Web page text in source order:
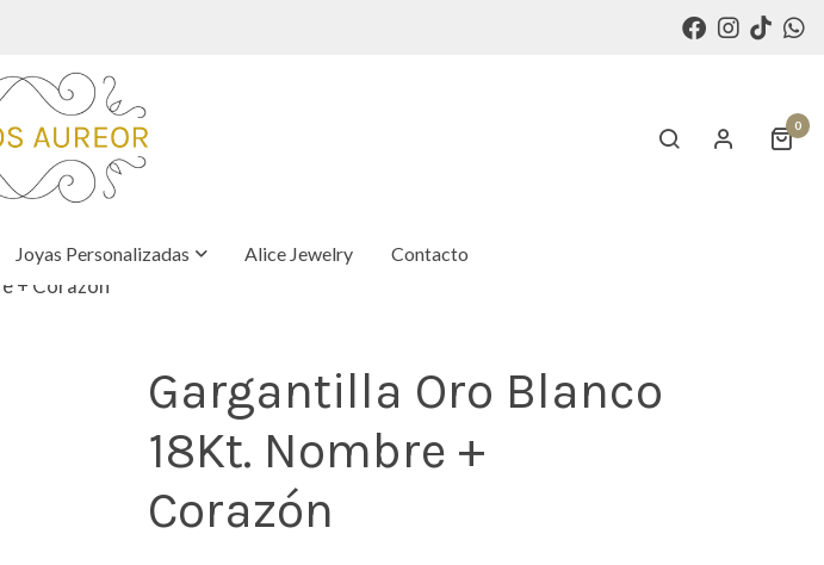
0
Joyas Personalizadas Alice Jewelry Contacto
+ Corazón
Gargantilla Oro Blanco
18Kt. Nombre +
Corazón